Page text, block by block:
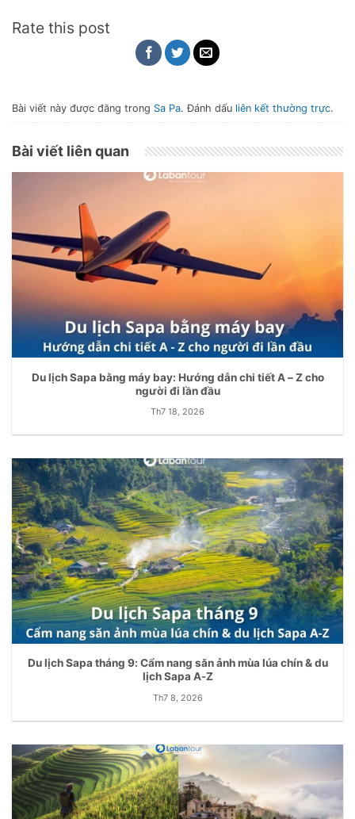
Rate this post
Bài viết này được đăng trong Sa Pa. Đánh dấu liên kết thường trực.
Bài viết liên quan
Du lịch Sapa bằng máy bay: Hướng dẫn chi tiết A – Z cho
người đi lần đầu
Th7 18, 2026
Du lịch Sapa tháng 9: Cẩm nang săn ảnh mùa lúa chín & du
lịch Sapa A-Z
Th7 8, 2026